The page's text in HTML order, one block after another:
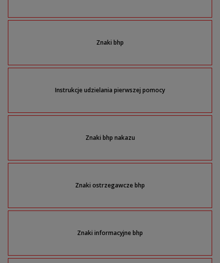
Znaki bhp
Instrukcje udzielania pierwszej pomocy
Znaki bhp nakazu
Znaki ostrzegawcze bhp
Znaki informacyjne bhp